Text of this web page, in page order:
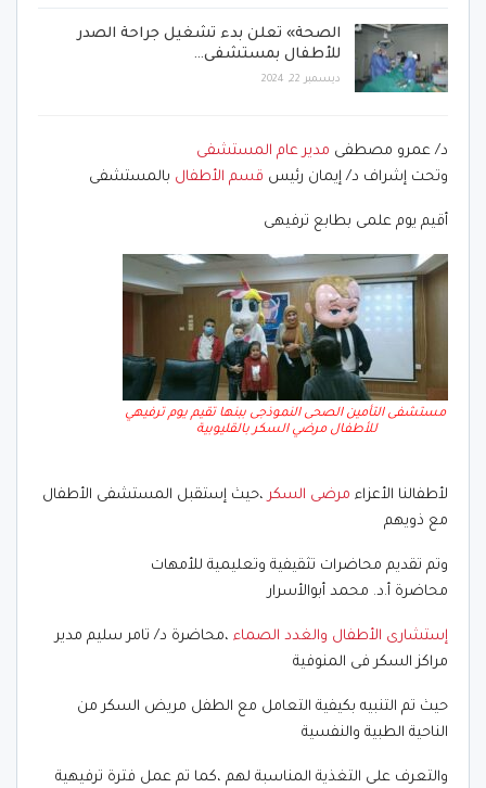
الصحة» تعلن بدء تشغيل جراحة الصدر
للأطفال بمستشفى…
ديسمبر 22, 2024
د/ عمرو مصطفى مدير عام المستشفى
وتحت إشراف د/ إيمان رئيس قسم الأطفال بالمستشفى
أقيم يوم علمى بطابع ترفيهى
مستشفى التأمين الصحى النموذجى ببنها تقيم يوم ترفيهي
للأطفال مرضي السكر بالقليوبية
لأطفالنا الأعزاء مرضى السكر ،حيث إستقبل المستشفى الأطفال
مع ذويهم
وتم تقديم محاضرات تثقيفية وتعليمية للأمهات
محاضرة أ.د. محمد أبوالأسرار
إستشارى الأطفال والغدد الصماء ،محاضرة د/ تامر سليم مدير
مراكز السكر فى المنوفية
حيث تم التنبيه بكيفية التعامل مع الطفل مريض السكر من
الناحية الطبية والنفسية
والتعرف على التغذية المناسبة لهم ،كما تم عمل فترة ترفيهية